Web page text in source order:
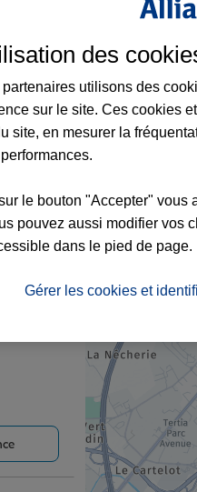
des
partenaires utilisons des
sur le site. Ces cookies
site, en mesurer la
le bouton "Accepter" vous
pouvez aussi modifier vos
dans le pied de page.
Gérer les cookies et